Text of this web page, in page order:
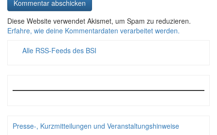
Diese Website verwendet Akismet, um Spam zu reduzieren.
Erfahre, wie deine Kommentardaten verarbeitet werden.
Alle RSS-Feeds des BSI
Presse-, Kurzmitteilungen und Veranstaltungshinweise